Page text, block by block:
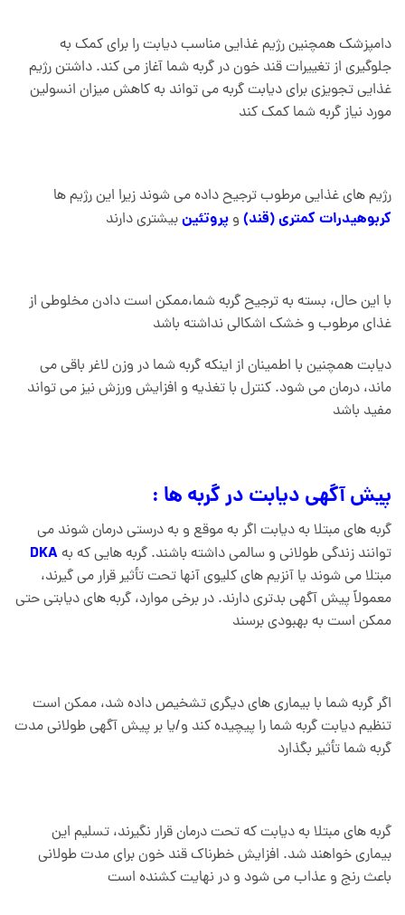
دامپزشک همچنین رژیم غذایی مناسب دیابت را برای کمک به
جلوگیری از تغییرات قند خون در گربه شما آغاز می کند. داشتن رژیم
غذایی تجویزی برای دیابت گربه می تواند به کاهش میزان انسولین
مورد نیاز گربه شما کمک کند
رژیم های غذایی مرطوب ترجیح داده می شوند زیرا این رژیم ها
کربوهیدرات کمتری(قند) و پروتئینبیشتری دارند
با این حال، بسته به ترجیح گربه شما،ممکن است دادن مخلوطی از
غذای مرطوب و خشک اشکالی نداشته باشد
دیابت همچنین با اطمینان از اینکه گربه شما در وزن لاغر باقی می
ماند، درمان می شود. کنترل با تغذیه و افزایش ورزش نیز می تواند
مفید باشد
پیش آگهی دیابت در گربه ها :
گربه های مبتلا به دیابت اگر به موقع و به درستی درمان شوند می
توانند زندگی طولانی و سالمی داشته باشند. گربه هایی که بهDKA
مبتلا می شوند یا آنزیم های کلیوی آنها تحت تأثیر قرار می گیرند،
معمولاً پیش آگهی بدتری دارند. در برخی موارد، گربه های دیابتی حتی
ممکن است به بهبودی برسند
اگر گربه شما با بیماری های دیگری تشخیص داده شد، ممکن است
تنظیم دیابت گربه شما را پیچیده کند و/یا بر پیش آگهی طولانی مدت
گربه شما تأثیر بگذارد
گربه های مبتلا به دیابت که تحت درمان قرار نگیرند، تسلیم این
بیماری خواهند شد. افزایش خطرناک قند خون برای مدت طولانی
باعث رنج و عذاب می شود و در نهایت کشنده است